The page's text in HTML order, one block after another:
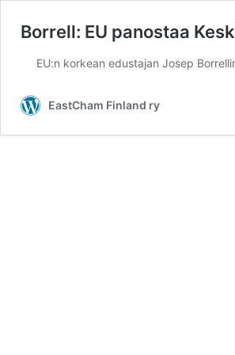
Borrell: EU panostaa
EU:n korkean edustajan Josep
EastCham Finland ry